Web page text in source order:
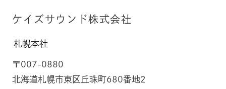
ケイズサウンド株式会社
札幌本社
〒007-0880
北海道札幌市東区丘珠町680番地2